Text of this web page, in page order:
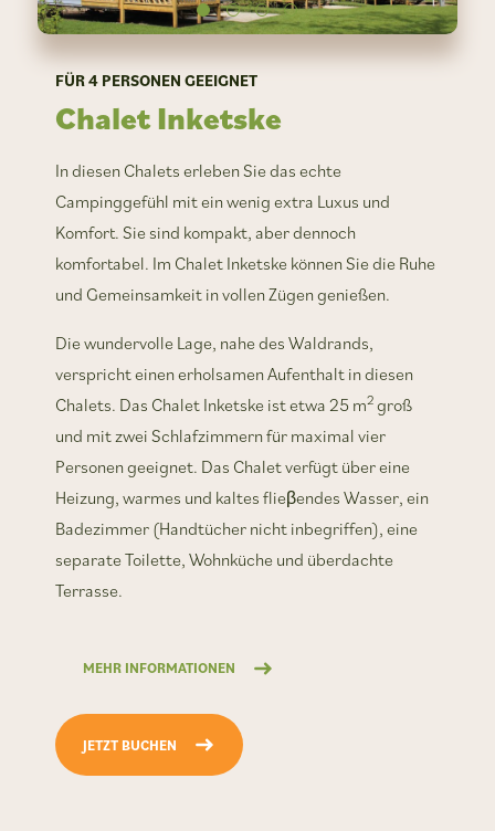
FÜR 4 PERSONEN GEEIGNET
ChaletInketske
In diesen Chalets erleben Sie das echte
Campinggefühl mit ein wenig extra Luxus und
Komfort. Sie sind kompakt, aber dennoch
komfortabel. Im Chalet Inketske können Sie die Ruhe
und Gemeinsamkeit in vollen Zügen genießen.
Die wundervolle Lage, nahe des Waldrands,
verspricht einen erholsamen Aufenthalt in diesen
Chalets. Das Chalet Inketske ist etwa 25 m2 groß
und mit zwei Schlafzimmern für maximal vier
Personen geeignet. Das Chalet verfügt über eine
Heizung, warmes und kaltes flieβendes Wasser, ein
Badezimmer (Handtücher nicht inbegriffen), eine
separate Toilette, Wohnküche und überdachte
Terrasse.
MEHR INFORMATIONEN
JETZT BUCHEN